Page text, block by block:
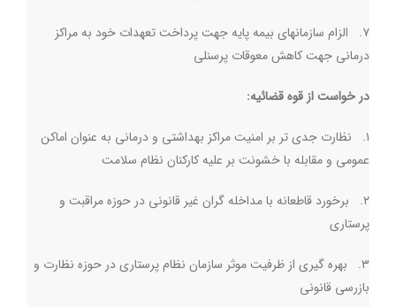
۷. الزام سازمانهای بیمه پایه جهت پرداخت تعهدات خود به مراکز
درمانی جهت کاهش معوقات پرسنلی
در خواست از قوه قضائیه:
۱. نظارت جدی تر بر امنیت مراکز بهداشتی و درمانی به عنوان اماکن
عمومی و مقابله با خشونت بر علیه کارکنان نظام سلامت
۲. برخورد قاطعانه با مداخله گران غیر قانونی در حوزه مراقبت و
پرستاری
۳. بهره گیری از ظرفیت موثر سازمان نظام پرستاری در حوزه نظارت و
بازرسی قانونی